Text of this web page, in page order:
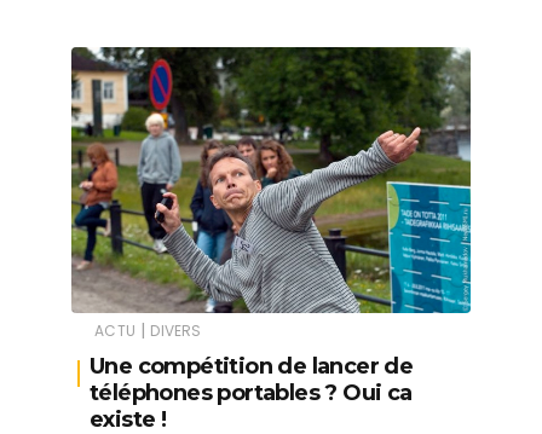
ACTU | DIVERS
Une compétition de lancer de
téléphones portables ? Oui ca
existe !